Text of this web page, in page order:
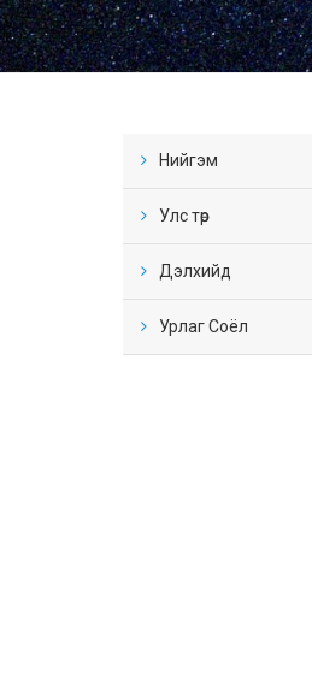
Нийгэм
Улс төр
Дэлхийд
Урлаг Соёл